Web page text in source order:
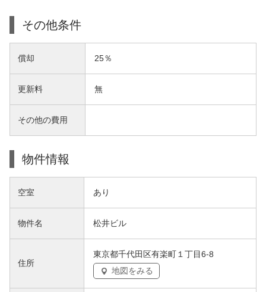
その他条件
償却 25％
更新料 無
その他の費用
物件情報
空室 あり
物件名 松井ビル
住所
東京都千代田区有楽町１丁目6-8
地図をみる